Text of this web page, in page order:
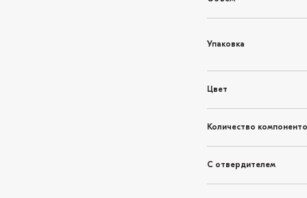
Упаковка
Цвет
Количество
С отвердителем